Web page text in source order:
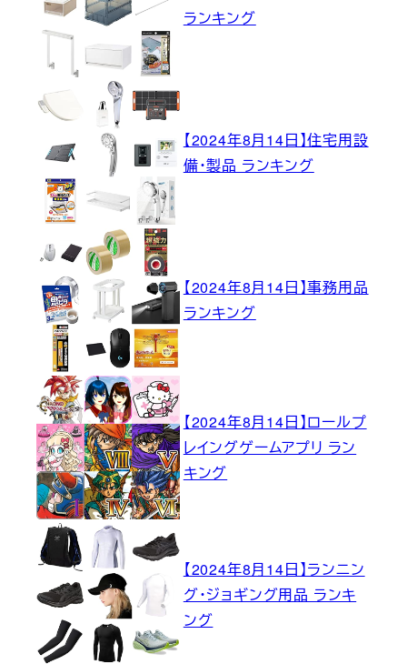
ランキング
【2024年8月14日】住宅用設
備・製品 ランキング
【2024年8月14日】事務用品
ランキング
【2024年8月14日】ロールプ
レイングゲームアプリ ラン
キング
【2024年8月14日】ランニン
グ・ジョギング用品 ランキ
ング